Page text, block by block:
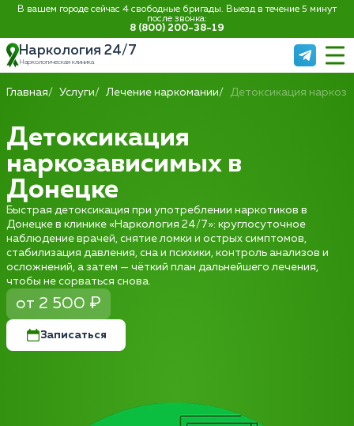
В вашем городе сейчас 4 свободные бригады. Выезд в течение 5 минут
после звонка:
8 (800) 200-38-19
Наркология 24/7
Наркологическая клиника
Главная Услуги Лечение наркомании Детоксикация
Детоксикация
наркозависимых в
Донецке
Быстрая детоксикация при употреблении наркотиков в
Донецке в клинике «Наркология 24/7»: круглосуточное
наблюдение врачей, снятие ломки и острых симптомов,
стабилизация давления, сна и психики, контроль анализов и
осложнений, а затем — чёткий план дальнейшего лечения,
чтобы не сорваться снова.
от 2 500 ₽
Записаться